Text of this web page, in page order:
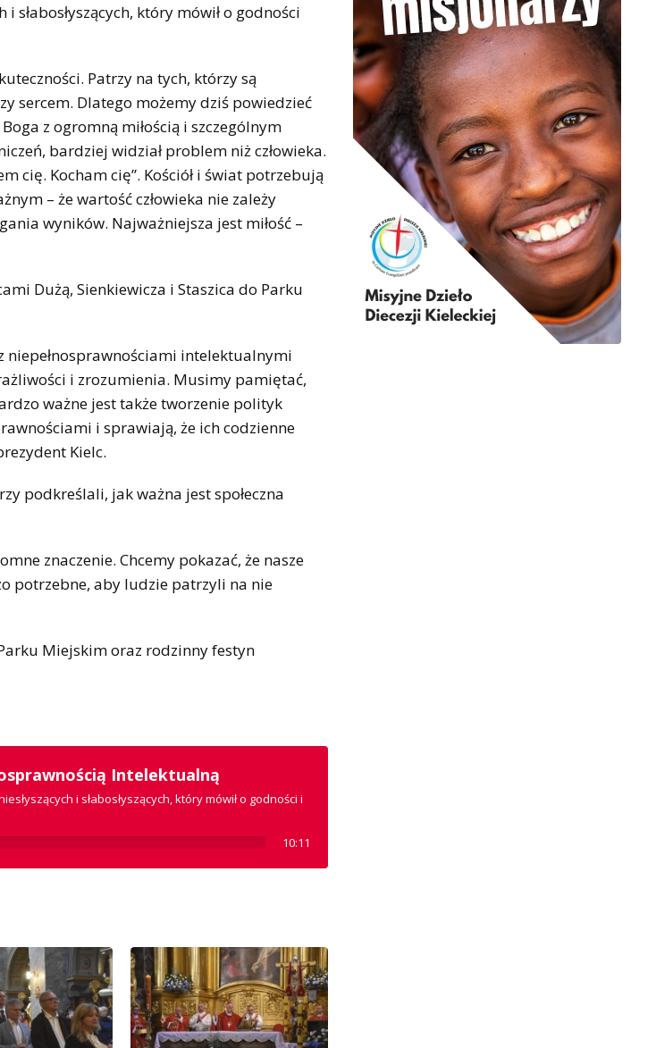
słabosłyszących, który mówił o godności
Patrzy na tych, którzy są
sercem. Dlatego możemy dziś powiedzieć
z ogromną miłością i szczególnym
bardziej widział problem niż człowieka.
cię. Kocham cię”. Kościół i świat potrzebują
– że wartość człowieka nie zależy
wyników. Najważniejsza jest miłość –
Dużą, Sienkiewicza i Staszica do Parku
niepełnosprawnościami intelektualnymi
i zrozumienia. Musimy pamiętać,
ważne jest także tworzenie polityk
i sprawiają, że ich codzienne
Kielc.
podkreślali, jak ważna jest społeczna
znaczenie. Chcemy pokazać, że nasze
potrzebne, aby ludzie patrzyli na nie
Miejskim oraz rodzinny festyn
Intelektualną
i słabosłyszących, który mówił o godności i
10:11